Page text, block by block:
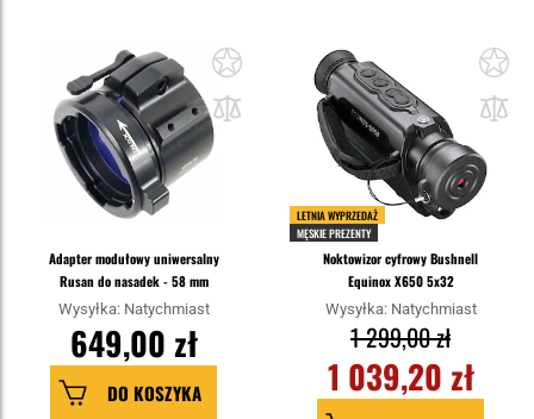
Adapter modułowy uniwersalny
Rusan do nasadek - 58 mm
Wysyłka: Natychmiast
649,00 zł
DO KOSZYKA
LETNIA WYPRZEDAŻ
MĘSKIE PREZENTY
Noktowizor cyfrowy Bushnell
Equinox X650 5x32
Wysyłka: Natychmiast
1 039,20 zł
1 299,00 zł